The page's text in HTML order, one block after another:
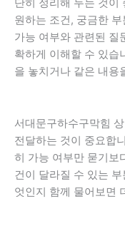
원하는 조건, 궁금한
가능 여부와 관련된 질
확하게 이해할 수 있습
을 놓치거나 같은 내용
서대문구하수구막힘
전달하는 것이 중요합
히 가능 여부만 묻기보
건이 달라질 수 있는
엇인지 함께 물어보면